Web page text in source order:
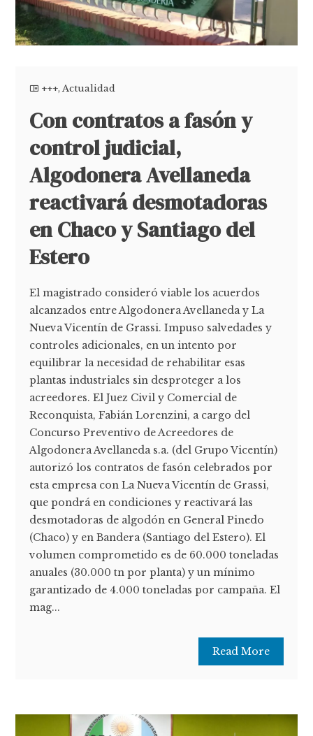
+++,Actualidad
Con contratos a fasón y
control judicial,
Algodonera Avellaneda
reactivará desmotadoras
en Chaco y Santiago del
Estero
El magistrado consideró viable los acuerdos
alcanzados entre Algodonera Avellaneda y La
Nueva Vicentín de Grassi. Impuso salvedades y
controles adicionales, en un intento por
equilibrar la necesidad de rehabilitar esas
plantas industriales sin desproteger a los
acreedores. El Juez Civil y Comercial de
Reconquista, Fabián Lorenzini, a cargo del
Concurso Preventivo de Acreedores de
Algodonera Avellaneda s.a. (del Grupo Vicentín)
autorizó los contratos de fasón celebrados por
esta empresa con La Nueva Vicentín de Grassi,
que pondrá en condiciones y reactivará las
desmotadoras de algodón en General Pinedo
(Chaco) y en Bandera (Santiago del Estero). El
volumen comprometido es de 60.000 toneladas
anuales (30.000 tn por planta) y un mínimo
garantizado de 4.000 toneladas por campaña. El
mag...
Read More